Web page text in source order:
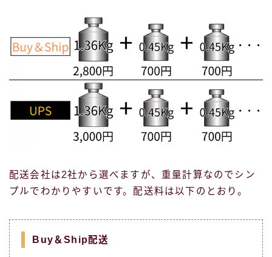
配送会社は2社から選べますが、重量計算なのでシン
プルでわかりやすいです。配送料は以下のとおり。
Buy＆Ship配送